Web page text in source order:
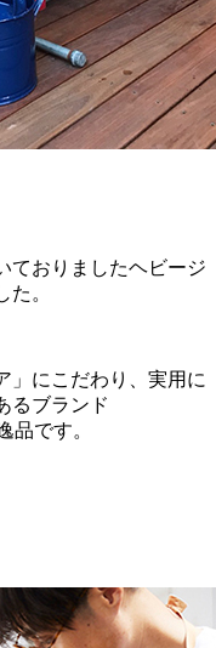
ておりましたヘビージ
。
」にこだわり、実用に
るブランド
品です。